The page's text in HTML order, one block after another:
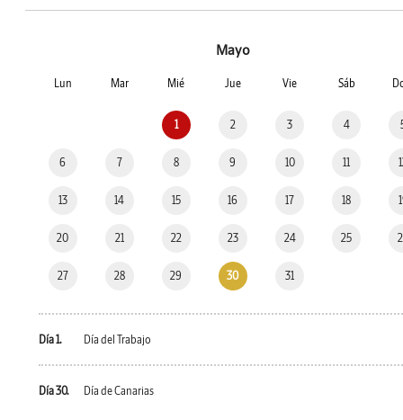
Mayo
Lun Mar Mié Jue Vie Sáb
1 2 3 4
6 7 8 9 10 11
13 14 15 16 17 18
20 21 22 23 24 25
27 28 29 30 31
Día 1. Día del Trabajo
Día 30. Día de Canarias